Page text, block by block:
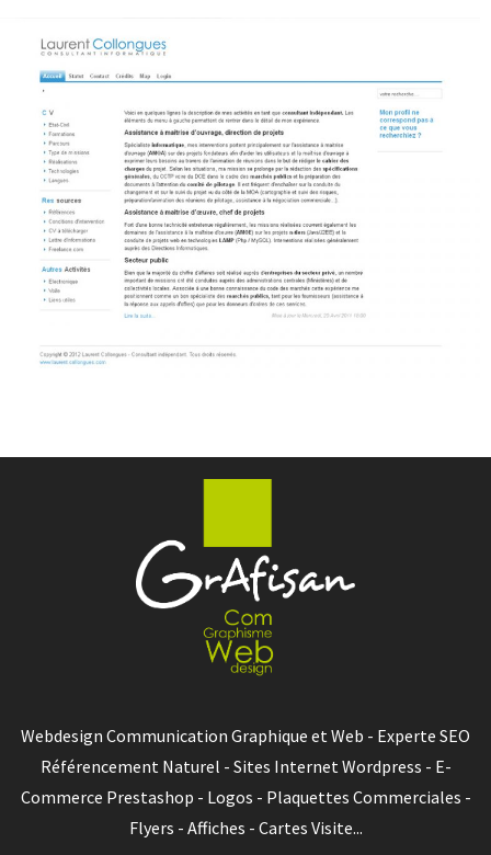
Webdesign Communication Graphique et Web - Experte SEO
Référencement Naturel - Sites Internet Wordpress - E-
Commerce Prestashop - Logos - Plaquettes Commerciales -
Flyers - Affiches - Cartes Visite...